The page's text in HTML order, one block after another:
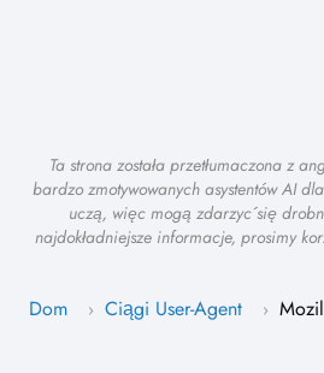
Ta strona została przetłumaczona z
bardzo zmotywowanych asystentów AI
uczą, więc mogą zdarzyć się
najdokładniejsze informacje, prosimy
Dom › Ciągi User-Agent ›